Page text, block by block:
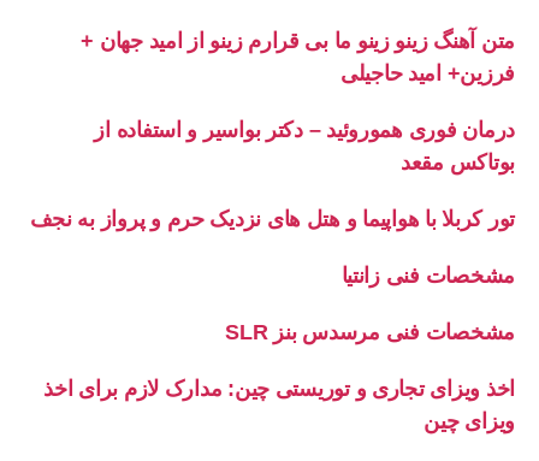
متن آهنگ زینو زینو ما بی قرارم زینو از امید جهان +
فرزین+ امید حاجیلی
درمان فوری هموروئید – دکتر بواسیر و استفاده از
بوتاکس مقعد
تور کربلا با هواپیما و هتل های نزدیک حرم و پرواز به نجف
مشخصات فنی زانتیا
مشخصات فنی مرسدس بنز SLR
اخذ ویزای تجاری و توریستی چین: مدارک لازم برای اخذ
ویزای چین